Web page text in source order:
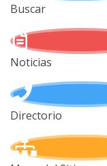
Buscar
Noticias
Directorio